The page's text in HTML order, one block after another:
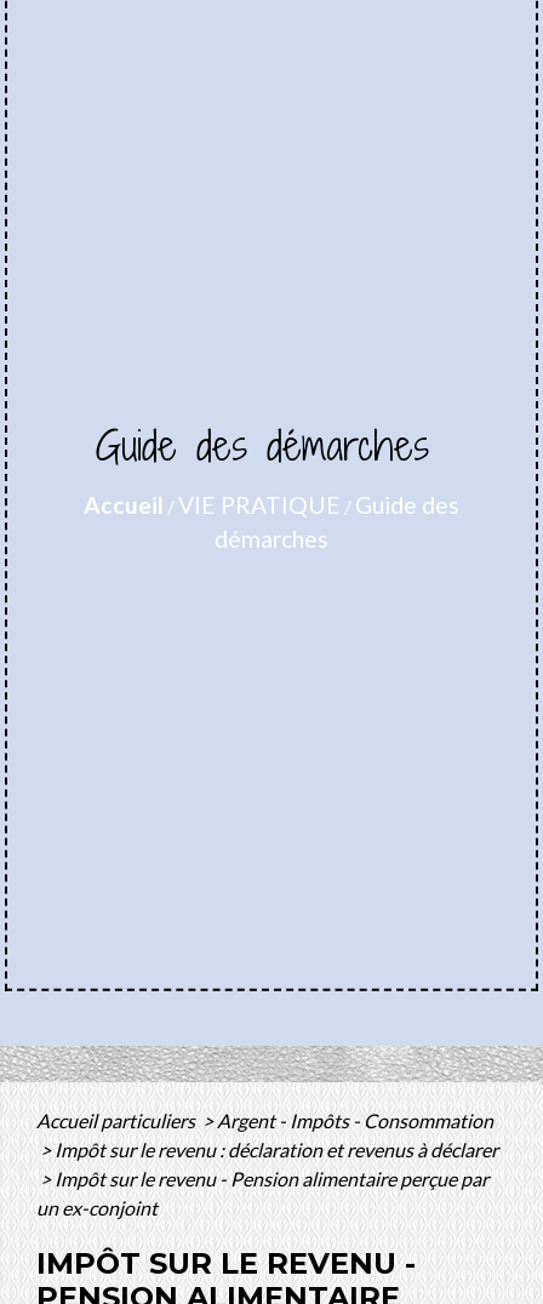
Guide des démarches
Accueil /VIE PRATIQUE / Guide des
démarches
Accueil particuliers>Argent - Impôts - Consommation
>Impôt sur le revenu : déclaration et revenus à déclarer
> Impôt sur le revenu - Pension alimentaire perçue par
un ex-conjoint
IMPÔT SUR LE REVENU -